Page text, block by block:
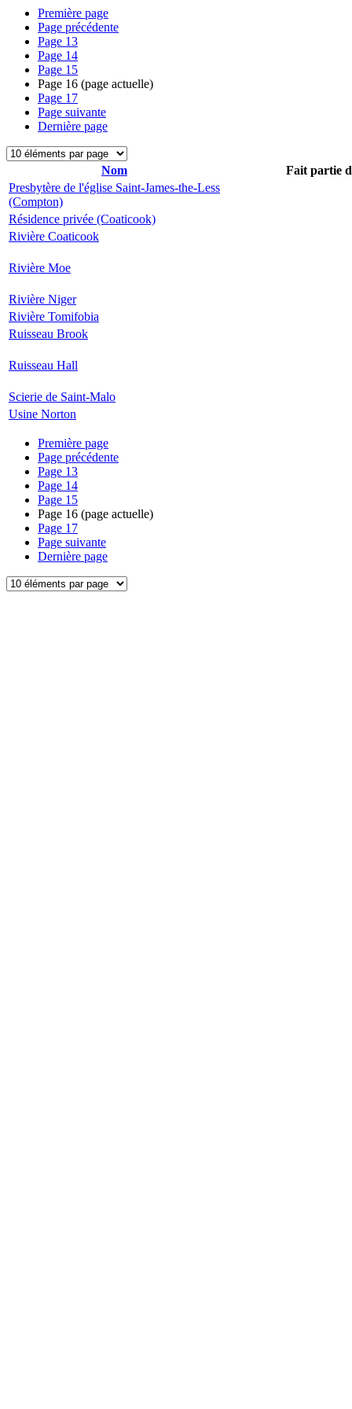
Première page
Page précédente
Page 13
Page 14
Page 15
Page 16 (page actuelle)
Page 17
Page suivante
Dernière page
Nom
Fait partie
Presbytère de l'église Saint-James-the-Less
(Compton)
Résidence privée (Coaticook)
Rivière Coaticook
Rivière Moe
Rivière Niger
Rivière Tomifobia
Ruisseau Brook
Ruisseau Hall
Scierie de Saint-Malo
Usine Norton
Première page
Page précédente
Page 13
Page 14
Page 15
Page 16 (page actuelle)
Page 17
Page suivante
Dernière page